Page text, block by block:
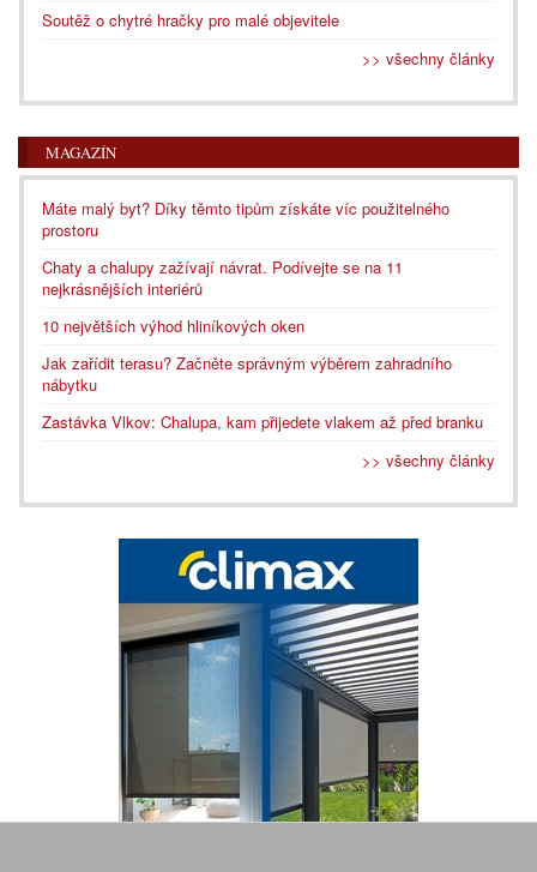
Soutěž o chytré hračky pro malé objevitele
>> všechny články
MAGAZÍN
Máte malý byt? Díky těmto tipům získáte víc použitelného
prostoru
Chaty a chalupy zažívají návrat. Podívejte se na 11
nejkrásnějších interiérů
10 největších výhod hliníkových oken
Jak zařídit terasu? Začněte správným výběrem zahradního
nábytku
Zastávka Vlkov: Chalupa, kam přijedete vlakem až před branku
>> všechny články